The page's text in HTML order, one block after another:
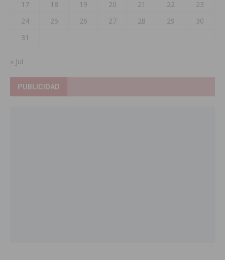
17
18 19 20 21 22
23
24
25 26 27 28 29
30
31
« Jul
PUBLICIDAD